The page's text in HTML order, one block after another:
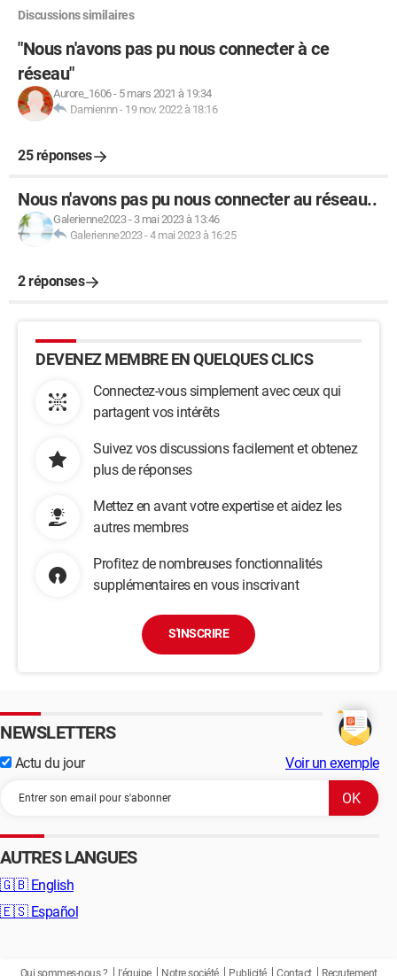
Discussions similaires
"Nous n'avons pas pu nous connecter à ce
réseau"
Aurore_1606- 5 mars 2021 à 19:34
Damiennn- 19 nov. 2022 à 18:16
25 réponses
Nous n'avons pas pu nous connecter au réseau..
Galerienne2023- 3 mai 2023 à 13:46
Galerienne2023-4 mai 2023 à 16:25
2 réponses
DEVENEZ MEMBRE EN QUELQUES CLICS
Connectez-vous simplement avec ceux qui
partagent vos intérêts
Suivez vos discussions facilement et obtenez
plus de réponses
Mettez en avant votre expertise et aidez les
autres membres
Profitez de nombreuses fonctionnalités
supplémentaires en vous inscrivant
S'INSCRIRE
NEWSLETTERS
Actu du jour Voir un exemple
AUTRES LANGUES
🇬🇧 English
🇪🇸 Español
Qui sommes-nous ? L'équipe Notre société Publicité Contact Recrutement